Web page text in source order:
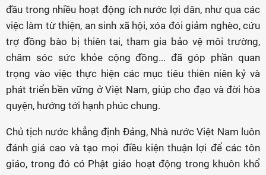
đầu trong nhiều hoạt động ích nước lợi dân, như qua các
việc làm từ thiện, an sinh xã hội, xóa đói giảm nghèo, cứu
trợ đồng bào bị thiên tai, tham gia bảo vệ môi trường,
chăm sóc sức khỏe cộng đồng... đã góp phần quan
trọng vào việc thực hiện các mục tiêu thiên niên kỷ và
phát triển bền vững ở Việt Nam, giúp cho đạo và đời hòa
quyện, hướng tới hạnh phúc chung.
Chủ tịch nước khẳng định Đảng, Nhà nước Việt Nam luôn
đánh giá cao và tạo mọi điều kiện thuận lợi để các tôn
giáo, trong đó có Phật giáo hoạt động trong khuôn khổ